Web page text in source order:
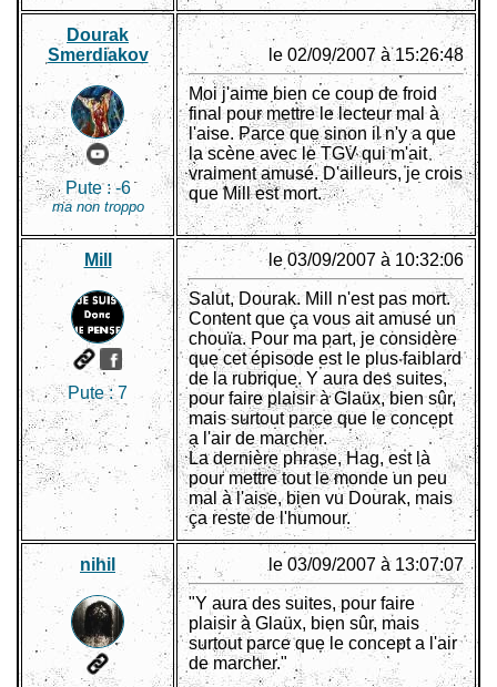
Dourak
Smerdiakov
Pute :-6
ma non troppo
le 02/09/2007 à 15:26:48
Moi j'aime bien ce coup de froid
final pour mettre le lecteur mal à
l'aise. Parce que sinon il n'y a que
la scène avec le TGV qui m'ait
vraiment amusé. D'ailleurs, je crois
que Mill est mort.
Mill
Pute :7
le 03/09/2007 à 10:32:06
Salut, Dourak. Mill n'est pas mort.
Content que ça vous ait amusé un
chouïa. Pour ma part, je considère
que cet épisode est le plus faiblard
de la rubrique. Y aura des suites,
pour faire plaisir à Glaüx, bien sûr,
mais surtout parce que le concept
a l'air de marcher.
La dernière phrase, Hag, est là
pour mettre tout le monde un peu
mal à l'aise, bien vu Dourak, mais
ça reste de l'humour.
nihil le 03/09/2007 à 13:07:07
"Y aura des suites, pour faire
plaisir à Glaüx, bien sûr, mais
surtout parce que le concept a l'air
de marcher."